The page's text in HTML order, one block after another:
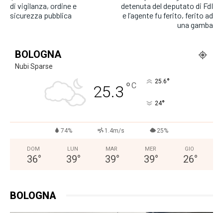
di vigilanza, ordine e
sicurezza pubblica
detenuta del deputato di FdI
e l’agente fu ferito, ferito ad
una gamba
BOLOGNA
Nubi Sparse
25.3 °C 25.6°
24°
74% 1.4m/s 25%
DOM
36°
LUN
39°
MAR
39°
MER
39°
GIO
26°
BOLOGNA